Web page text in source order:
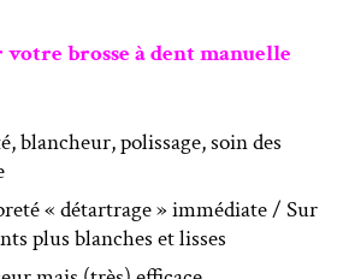
votre brosse à dent manuelle
blancheur, polissage, soin des
« détartrage » immédiate / Sur
plus blanches et lisses